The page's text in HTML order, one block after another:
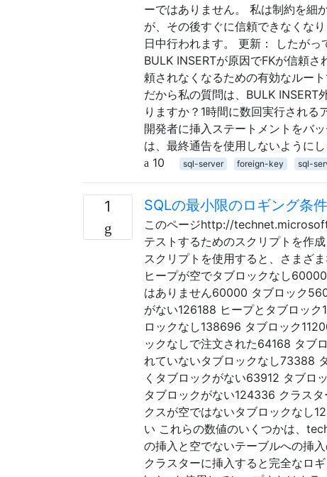
ーではありません。 私は制約を細
が、その後すぐに信頼できなくな
日中行われます。 更新： したが
BULK INSERTが原因でFKが信頼
頼されなくなるための有効なルー
だから私の質問は、BULK
りますか？1時間に数回実行される
開発者に挿入ステートメントをバ
は、最終通告を使用しないようにし
10
sql-server foreign-key sql-
1 SQLの最小限のロギング条件
このページhttp://
テストするためのスクリプトを作
スクリプトを使用すると、さまざ
ヒープが空でタブロックなし
はありません60000 タブロック
がない126188 ヒープとタブロッ
ロックなし138696 タブロック
ックなしで注文された64168 タブ
れていないタブロックなし73388
くタブロックがない63912 タブロ
タブロックがない124336 クラス
クスが空ではないタブロックなし
い これらの数値のいくつかは、
の挿入と空でないテーブルへの挿
クラスターに挿入すると完全なロ